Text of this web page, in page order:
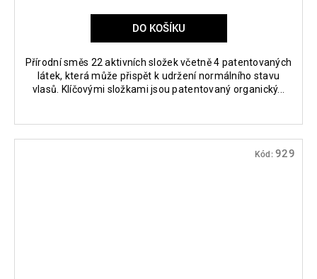
DO KOŠÍKU
Přírodní směs 22 aktivních složek včetně 4 patentovaných
látek, která může přispět k udržení normálního stavu
vlasů. Klíčovými složkami jsou patentovaný organický...
Kód:929